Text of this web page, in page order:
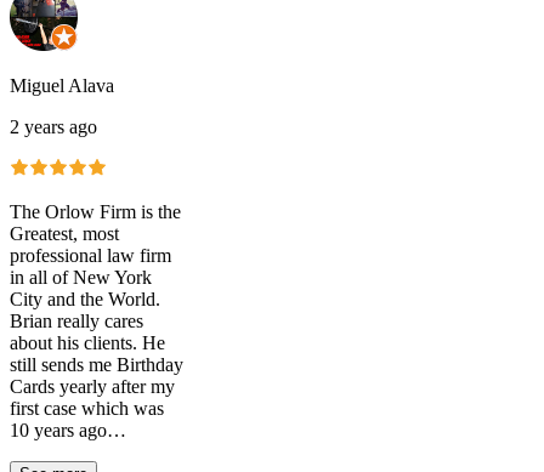
Miguel Alava
2 years ago
The Orlow Firm is the
Greatest, most
professional law firm
in all of New York
City and the World.
Brian really cares
about his clients. He
still sends me Birthday
Cards yearly after my
first case which was
10 years ago…